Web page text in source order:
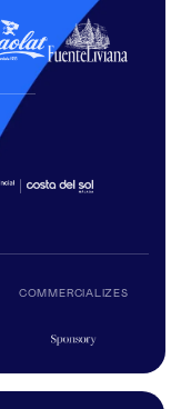
COMMERCIALIZES